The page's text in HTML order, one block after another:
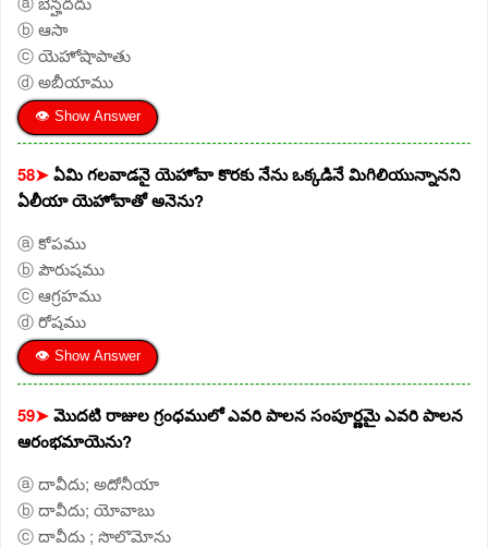
ⓑ ఆసా
ⓒ యెహోషాపాతు
ⓓ అబీయాము
👁 Show Answer
58➤ఏమి గలవాడనై యెహోవా కొరకు నేను ఒక్కడినే మిగిలియున్నానని
ఏలీయా యెహోవాతో అనెను?
ⓐ కోపము
ⓑ పౌరుషము
ⓒ ఆగ్రహము
ⓓ రోషము
👁 Show Answer
59➤మొదటి రాజుల గ్రంధములో ఎవరి పాలన సంపూర్ణమై ఎవరి పాలన
ఆరంభమాయెను?
ⓐ దావీదు; అదోనీయా
ⓑ దావీదు; యోవాబు
ⓒ దావీదు ; సొలొమోను